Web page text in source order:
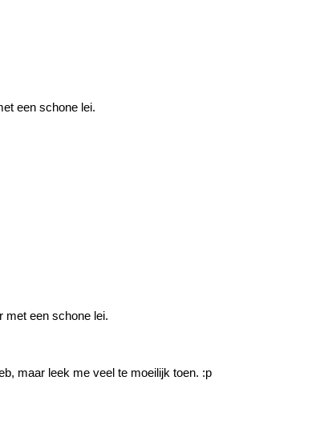
een schone lei.
met een schone lei.
maar leek me veel te moeilijk toen. :p